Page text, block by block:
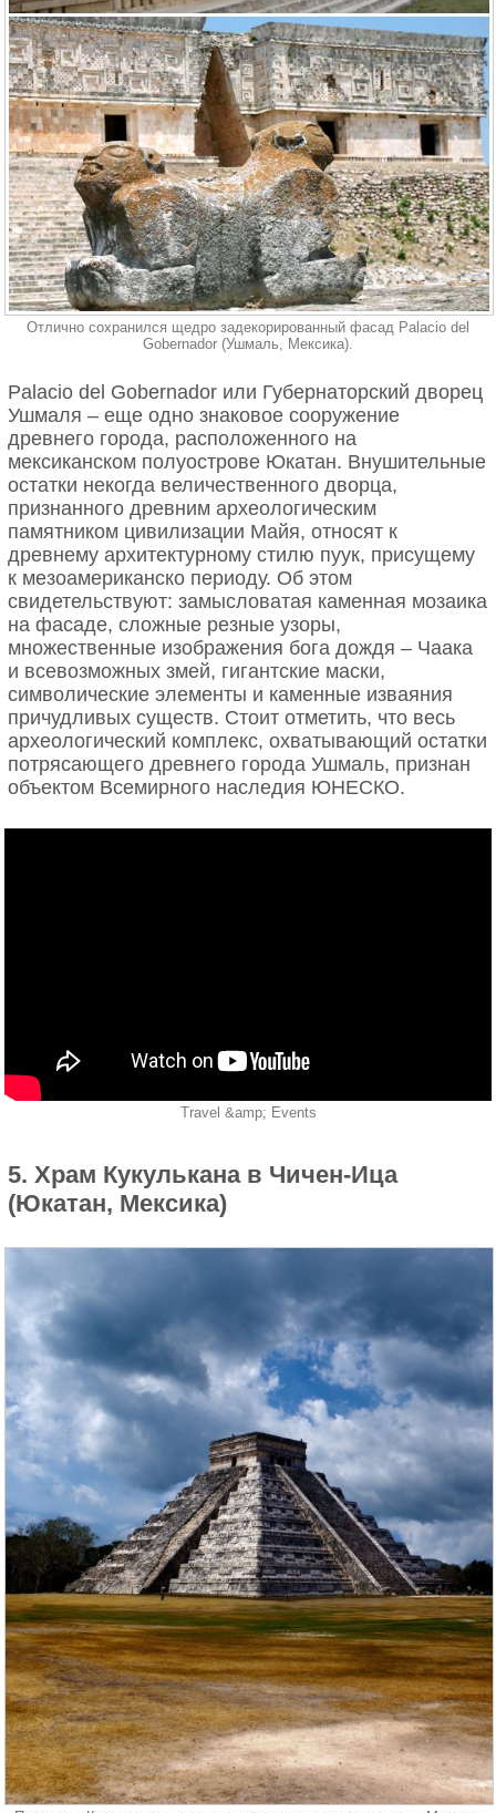
Отлично сохранился щедро задекорированный фасад Palacio del
Gobernador (Ушмаль, Мексика).
Palacio del Gobernador или Губернаторский дворец
Ушмаля – еще одно знаковое сооружение
древнего города, расположенного на
мексиканском полуострове Юкатан. Внушительные
остатки некогда величественного дворца,
признанного древним археологическим
памятником цивилизации Майя, относят к
древнему архитектурному стилю пуук, присущему
к мезоамериканско периоду. Об этом
свидетельствуют: замысловатая каменная мозаика
на фасаде, сложные резные узоры,
множественные изображения бога дождя – Чаака
и всевозможных змей, гигантские маски,
символические элементы и каменные изваяния
причудливых существ. Стоит отметить, что весь
археологический комплекс, охватывающий остатки
потрясающего древнего города Ушмаль, признан
объектом Всемирного наследия ЮНЕСКО.
Travel &amp; Events
5. Храм Кукулькана в Чичен-Ица
(Юкатан, Мексика)